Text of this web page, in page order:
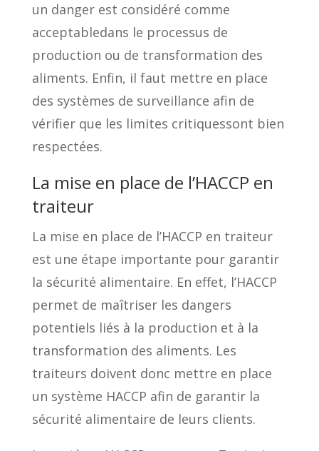
un danger est considéré comme
acceptabledans le processus de
production ou de transformation des
aliments. Enfin, il faut mettre en place
des systèmes de surveillance afin de
vérifier que les limites critiquessont bien
respectées.
La mise en place de l’HACCP en
traiteur
La mise en place de l’HACCP en traiteur
est une étape importante pour garantir
la sécurité alimentaire. En effet, l’HACCP
permet de maîtriser les dangers
potentiels liés à la production et à la
transformation des aliments. Les
traiteurs doivent donc mettre en place
un système HACCP afin de garantir la
sécurité alimentaire de leurs clients.